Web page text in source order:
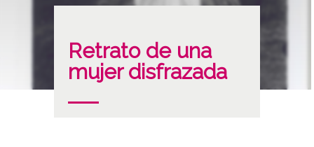
Retrato de una
mujer disfrazada